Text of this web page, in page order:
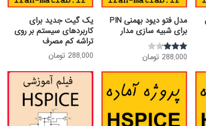
مدل فتو دیود بهمنی PIN
برای شبیه سازی مدار
نمره
از 5
288,000 تومان
یک گیت جدید برای
کاربردهای سیستم بر روی
تراشه کم مصرف
288,000 تومان